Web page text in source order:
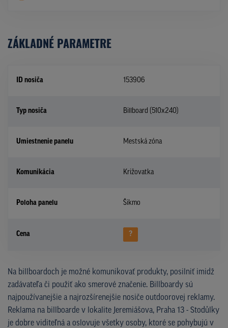
ZÁKLADNÉ PARAMETRE
ID nosiča 153906
Typ nosiča Billboard (510x240)
Umiestnenie panelu Mestská zóna
Komunikácia Križovatka
Poloha panelu Šikmo
Cena ?
Na billboardoch je možné komunikovať produkty, posilniť imidž
zadávateľa či použiť ako smerové značenie. Billboardy sú
najpoužívanejšie a najrozšírenejšie nosiče outdoorovej reklamy.
Reklama na billboarde v lokalite Jeremiášova, Praha 13 - Stodůlky
je dobre viditeľná a oslovuje všetky osoby, ktoré se pohybujú v